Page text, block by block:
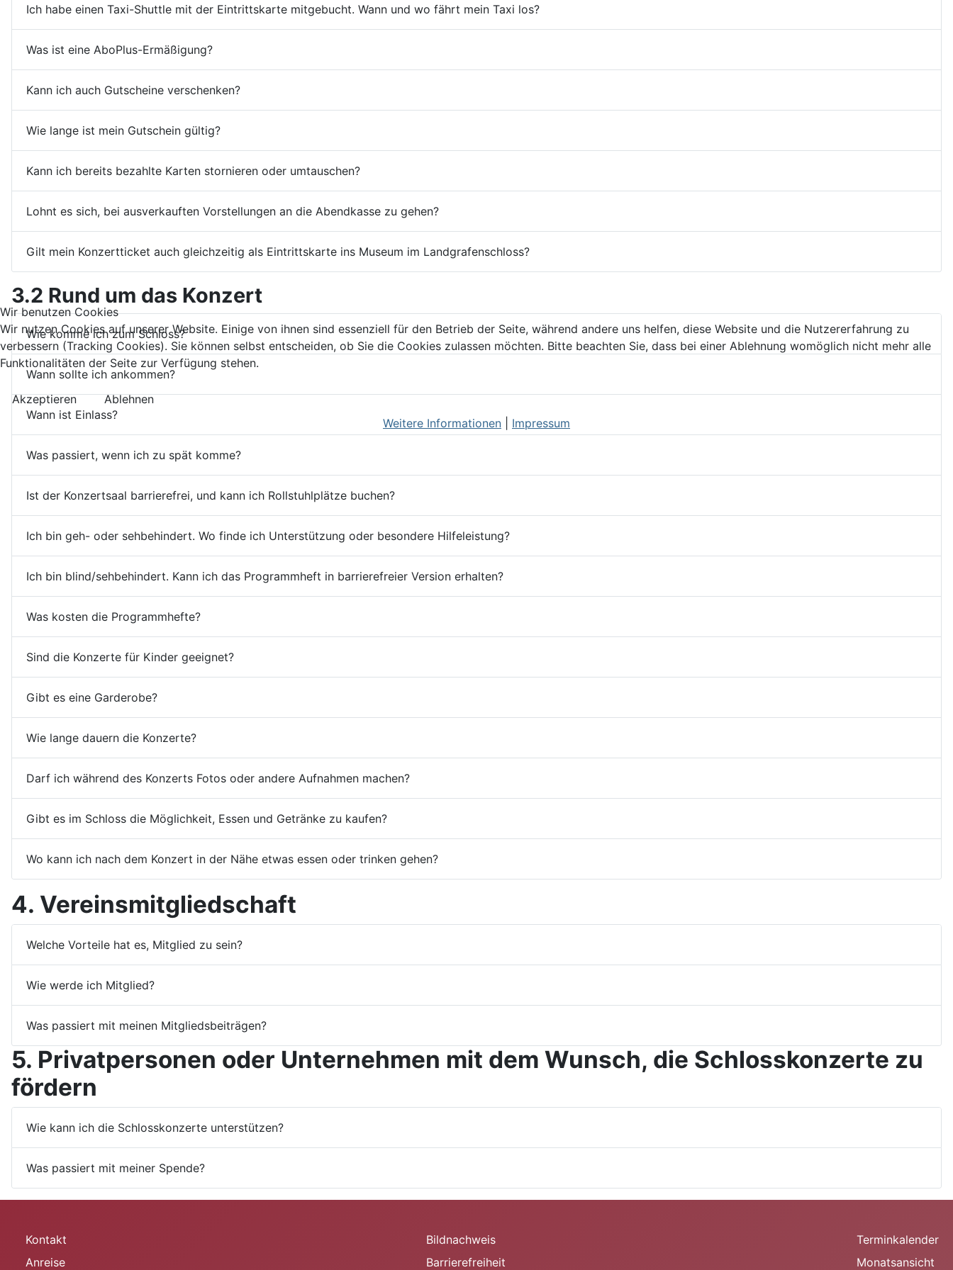
Ich habe einen Taxi-Shuttle mit der Eintrittskarte mitgebucht. Wann und wo fährt mein Taxi los?
Was ist eine AboPlus-Ermäßigung?
Kann ich auch Gutscheine verschenken?
Wie lange ist mein Gutschein gültig?
Kann ich bereits bezahlte Karten stornieren oder umtauschen?
Lohnt es sich, bei ausverkauften Vorstellungen an die Abendkasse zu gehen?
Gilt mein Konzertticket auch gleichzeitig als Eintrittskarte ins Museum im Landgrafenschloss?
3.2 Rund um das Konzert
Wie komme ich zum Schloss?
Wann sollte ich ankommen?
Wann ist Einlass?
Was passiert, wenn ich zu spät komme?
Ist der Konzertsaal barrierefrei, und kann ich Rollstuhlplätze buchen?
Ich bin geh- oder sehbehindert. Wo finde ich Unterstützung oder besondere Hilfeleistung?
Ich bin blind/sehbehindert. Kann ich das Programmheft in barrierefreier Version erhalten?
Was kosten die Programmhefte?
Sind die Konzerte für Kinder geeignet?
Gibt es eine Garderobe?
Wie lange dauern die Konzerte?
Darf ich während des Konzerts Fotos oder andere Aufnahmen machen?
Gibt es im Schloss die Möglichkeit, Essen und Getränke zu kaufen?
Wo kann ich nach dem Konzert in der Nähe etwas essen oder trinken gehen?
4. Vereinsmitgliedschaft
Welche Vorteile hat es, Mitglied zu sein?
Wie werde ich Mitglied?
Was passiert mit meinen Mitgliedsbeiträgen?
5. Privatpersonen oder Unternehmen mit dem Wunsch, die Schlosskonzerte zu
fördern
Wie kann ich die Schlosskonzerte unterstützen?
Was passiert mit meiner Spende?
Kontakt
Anreise
Bildnachweis
Barrierefreiheit
Terminkalender
Monatsansicht
Wir benutzen Cookies
Wir nutzen Cookies auf unserer Website. Einige von ihnen sind essenziell für den Betrieb der Seite, während andere uns helfen, diese Website und die Nutzererfahrung zu
verbessern (Tracking Cookies). Sie können selbst entscheiden, ob Sie die Cookies zulassen möchten. Bitte beachten Sie, dass bei einer Ablehnung womöglich nicht mehr alle
Funktionalitäten der Seite zur Verfügung stehen.
Akzeptieren
Ablehnen
Weitere Informationen
Impressum